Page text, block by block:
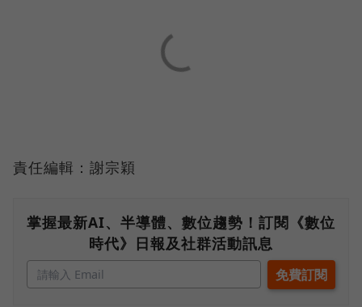
責任編輯：謝宗穎
掌握最新AI、半導體、數位趨勢！訂閱《數位
時代》日報及社群活動訊息